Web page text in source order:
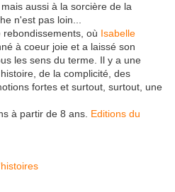
aussi à la sorcière de la
n'est pas loin...
où Isabelle
à coeur joie et a laissé son
les sens du terme. Il y a une
de la complicité, des
fortes et surtout, surtout, une
à partir de 8 ans. Editions du